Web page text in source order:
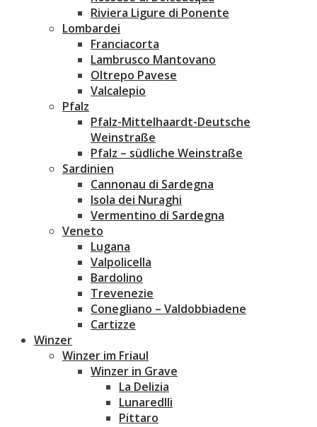
Riviera Ligure di Ponente
Lombardei
Franciacorta
Lambrusco Mantovano
Oltrepo Pavese
Valcalepio
Pfalz
Pfalz-Mittelhaardt-Deutsche
Weinstraße
Pfalz – südliche Weinstraße
Sardinien
Cannonau di Sardegna
Isola dei Nuraghi
Vermentino di Sardegna
Veneto
Lugana
Valpolicella
Bardolino
Trevenezie
Conegliano – Valdobbiadene
Cartizze
Winzer
Winzer im Friaul
Winzer in Grave
La Delizia
Lunaredlli
Pittaro